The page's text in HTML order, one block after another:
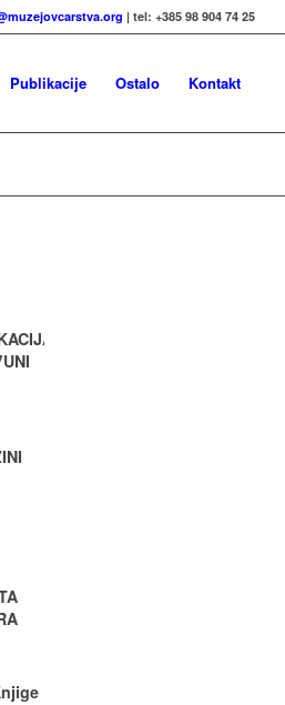
| tel: +385 98 904 74 25
Publikacije Ostalo Kontakt